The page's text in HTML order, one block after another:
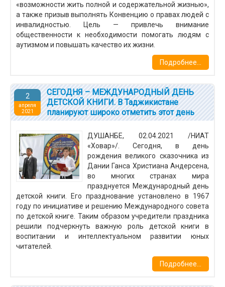
«возможности жить полной и содержательной жизнью»,
а также призыв выполнять Конвенцию о правах людей с
инвалидностью. Цель — привлечь внимание
общественности к необходимости помогать людям с
аутизмом и повышать качество их жизни.
Подробнее...
2
апреля
2021
СЕГОДНЯ – МЕЖДУНАРОДНЫЙ ДЕНЬ
ДЕТСКОЙ КНИГИ. В Таджикистане
планируют широко отметить этот день
ДУШАНБЕ, 02.04.2021 /НИАТ
«Ховар»/. Сегодня, в день
рождения великого сказочника из
Дании Ганса Христиана Андерсена,
во многих странах мира
празднуется Международный день
детской книги. Его празднование установлено в 1967
году по инициативе и решению Международного совета
по детской книге. Таким образом учредители праздника
решили подчеркнуть важную роль детской книги в
воспитании и интеллектуальном развитии юных
читателей.
Подробнее...